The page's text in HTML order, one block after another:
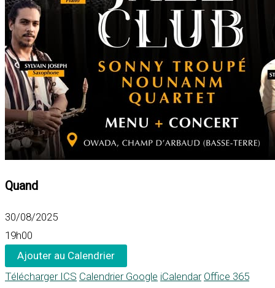
Quand
30/08/2025
19h00
Ajouter au Calendrier
Télécharger ICS Calendrier Google iCalendar Office 365